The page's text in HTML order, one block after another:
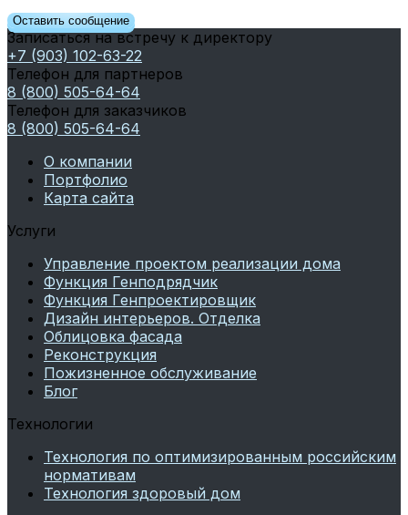
Оставить сообщение
Записаться на встречу к директору
+7 (903) 102-63-22
Телефон для партнеров
8 (800) 505-64-64
Телефон для заказчиков
8 (800) 505-64-64
О компании
Портфолио
Карта сайта
Услуги
Управление проектом реализации дома
Функция Генподрядчик
Функция Генпроектировщик
Дизайн интерьеров. Отделка
Облицовка фасада
Реконструкция
Пожизненное обслуживание
Блог
Технологии
Технология по оптимизированным российским
нормативам
Технология здоровый дом